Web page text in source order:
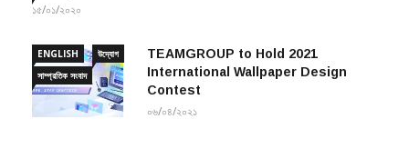
১৫/০১/২০২০
ENGLISH
উদ্যোগ
সাম্প্রতিক সংবাদ
TEAMGROUP to Hold 2021
International Wallpaper Design
Contest
০৬/০৪/২০২১